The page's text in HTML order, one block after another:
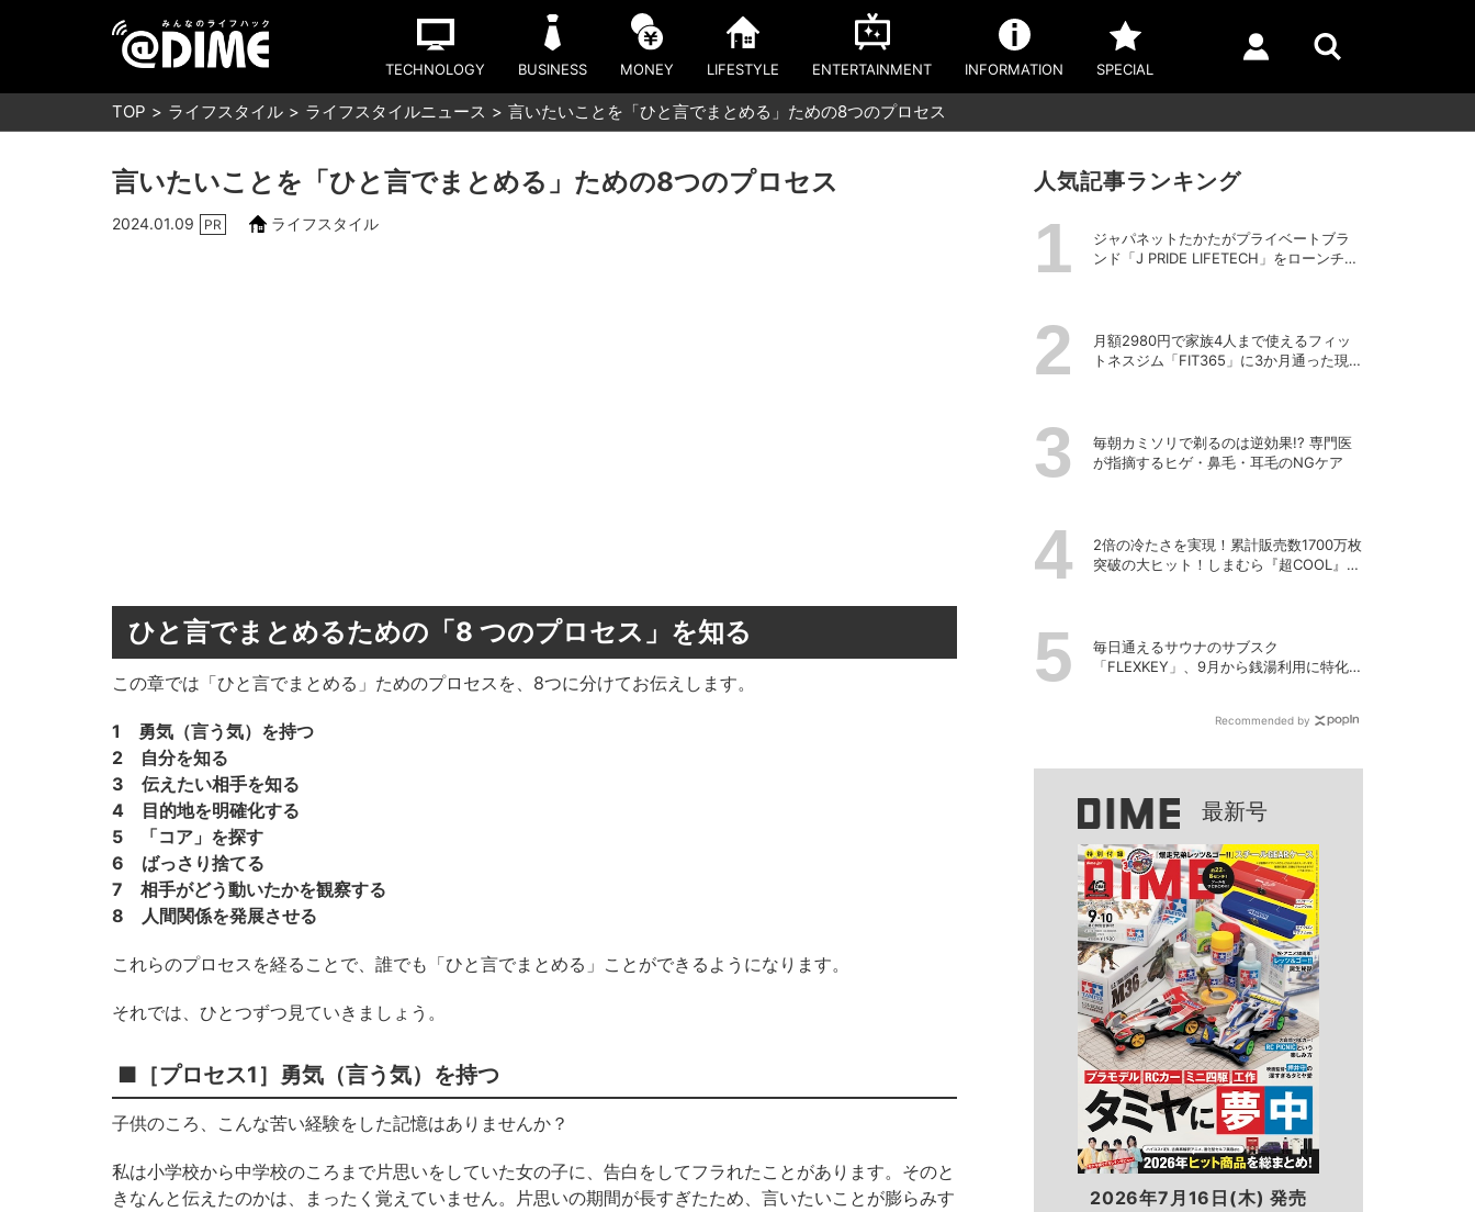
TECHNOLOGY BUSINESS MONEY LIFESTYLE ENTERTAINMENT INFORMATION SPECIAL
TOP ライフスタイル ライフスタイルニュース 言いたいことを「ひと言でまとめる」ための8つのプロセス
言いたいことを「ひと言でまとめる」ための8つのプロセス
2024.01.09 PR ライフスタイル
ひと言でまとめるための「8 つのプロセス」を知る
この章では「ひと言でまとめる」ためのプロセスを、8つに分けてお伝えします。
1 勇気（言う気）を持つ
2 自分を知る
3 伝えたい相手を知る
4 目的地を明確化する
5 「コア」を探す
6 ばっさり捨てる
7 相手がどう動いたかを観察する
8 人間関係を発展させる
これらのプロセスを経ることで、誰でも「ひと言でまとめる」ことができるようになります。
それでは、ひとつずつ見ていきましょう。
■［プロセス1］勇気（言う気）を持つ
子供のころ、こんな苦い経験をした記憶はありませんか？
私は小学校から中学校のころまで片思いをしていた女の子に、告白をしてフラれたことがあります。そのと
きなんと伝えたのかは、まったく覚えていません。片思いの期間が長すぎたため、言いたいことが膨らみす
人気記事ランキング
ジャパネットたかたがプライベートブラ
ンド「J PRIDE LIFETECH」をローンチ、
月額2980円で家族4人まで使えるフィッ
トネスジム「FIT365」に3か月通った現在
毎朝カミソリで剃るのは逆効果!? 専門医
が指摘するヒゲ・鼻毛・耳毛のNGケア
2倍の冷たさを実現！累計販売数1700万枚
突破の大ヒット！しまむら『超COOL』シ
毎日通えるサウナのサブスク
「FLEXKEY」、9月から銭湯利用に特化し
Recommended by
最新号
2026年7月16日(木) 発売